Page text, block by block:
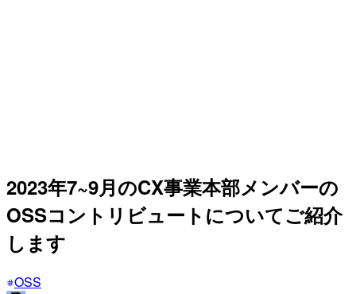
2023年7~9月のCX事業本部メンバーの
OSSコントリビュートについてご紹介
します
OSS